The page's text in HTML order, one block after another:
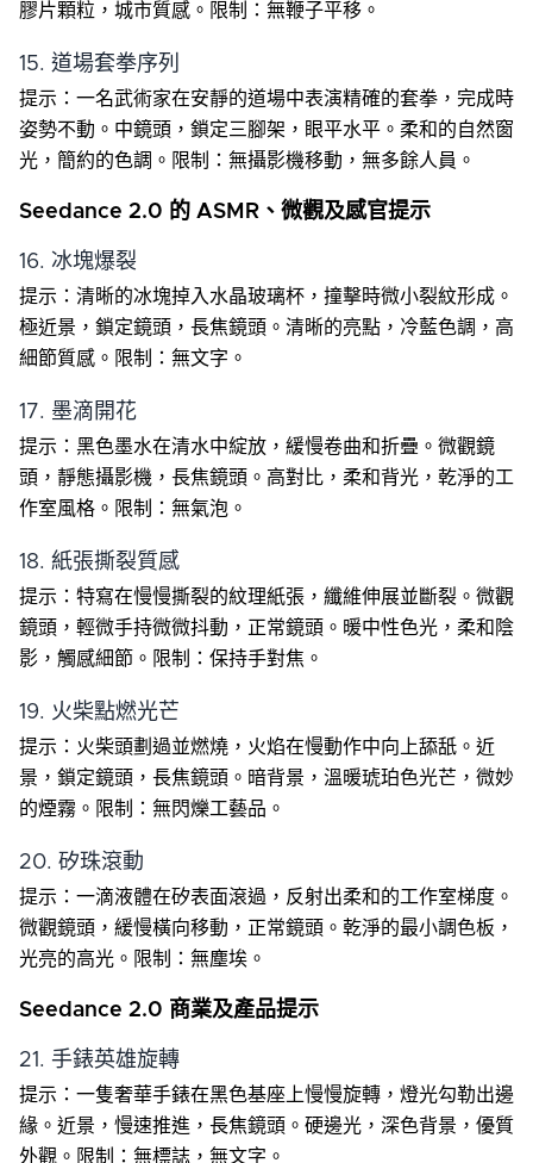
膠片顆粒，城市質感。限制：無鞭子平移。
15. 道場套拳序列
提示：一名武術家在安靜的道場中表演精確的套拳，完成時
姿勢不動。中鏡頭，鎖定三腳架，眼平水平。柔和的自然窗
光，簡約的色調。限制：無攝影機移動，無多餘人員。
Seedance 2.0 的 ASMR、微觀及感官提示
16. 冰塊爆裂
提示：清晰的冰塊掉入水晶玻璃杯，撞擊時微小裂紋形成。
極近景，鎖定鏡頭，長焦鏡頭。清晰的亮點，冷藍色調，高
細節質感。限制：無文字。
17. 墨滴開花
提示：黑色墨水在清水中綻放，緩慢卷曲和折疊。微觀鏡
頭，靜態攝影機，長焦鏡頭。高對比，柔和背光，乾淨的工
作室風格。限制：無氣泡。
18. 紙張撕裂質感
提示：特寫在慢慢撕裂的紋理紙張，纖維伸展並斷裂。微觀
鏡頭，輕微手持微微抖動，正常鏡頭。暖中性色光，柔和陰
影，觸感細節。限制：保持手對焦。
19. 火柴點燃光芒
提示：火柴頭劃過並燃燒，火焰在慢動作中向上舔舐。近
景，鎖定鏡頭，長焦鏡頭。暗背景，溫暖琥珀色光芒，微妙
的煙霧。限制：無閃爍工藝品。
20. 矽珠滾動
提示：一滴液體在矽表面滾過，反射出柔和的工作室梯度。
微觀鏡頭，緩慢橫向移動，正常鏡頭。乾淨的最小調色板，
光亮的高光。限制：無塵埃。
Seedance 2.0 商業及產品提示
21. 手錶英雄旋轉
提示：一隻奢華手錶在黑色基座上慢慢旋轉，燈光勾勒出邊
緣。近景，慢速推進，長焦鏡頭。硬邊光，深色背景，優質
外觀。限制：無標誌，無文字。